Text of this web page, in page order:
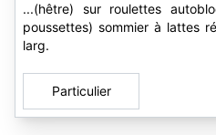
...(hêtre) sur roulettes
poussettes) sommier à lattes
larg.
Particulier